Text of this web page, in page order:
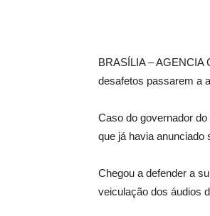
BRASÍLIA – AGENCIA
desafetos passarem a
Caso do governador
que já havia anunciado
Chegou a defender a
veiculação dos áudios